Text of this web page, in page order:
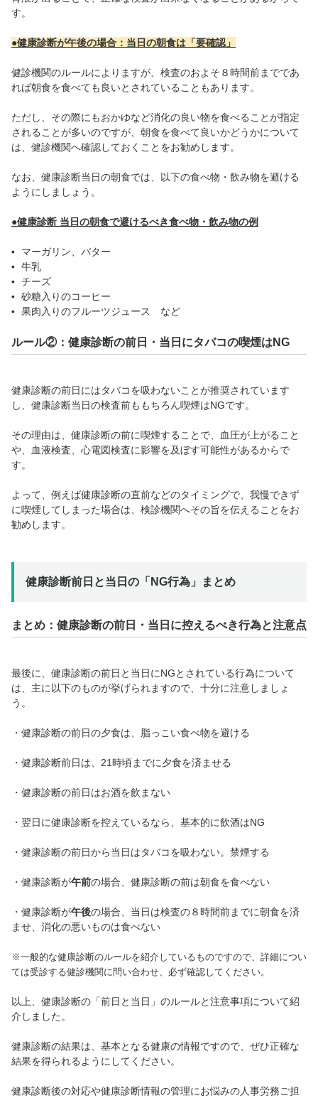
す。
●健康診断が午後の場合：当日の朝食は「要確認」
健診機関のルールによりますが、検査のおよそ８時間前までであ
れば朝食を食べても良いとされていることもあります。
ただし、その際にもおかゆなど消化の良い物を食べることが指定
されることが多いのですが、朝食を食べて良いかどうかについて
は、健診機関へ確認しておくことをお勧めします。
なお、健康診断当日の朝食では、以下の食べ物・飲み物を避ける
ようにしましょう。
●健康診断 当日の朝食で避けるべき食べ物・飲み物の例
マーガリン、バター
牛乳
チーズ
砂糖入りのコーヒー
果肉入りのフルーツジュース など
ルール②：健康診断の前日・当日にタバコの喫煙はNG
健康診断の前日にはタバコを吸わないことが推奨されています
し、健康診断当日の検査前ももちろん喫煙はNGです。
その理由は、健康診断の前に喫煙することで、血圧が上がること
や、血液検査、心電図検査に影響を及ぼす可能性があるからで
す。
よって、例えば健康診断の直前などのタイミングで、我慢できず
に喫煙してしまった場合は、検診機関へその旨を伝えることをお
勧めします。
健康診断前日と当日の「NG行為」まとめ
まとめ：健康診断の前日・当日に控えるべき行為と注意点
最後に、健康診断の前日と当日にNGとされている行為について
は、主に以下のものが挙げられますので、十分に注意しましょ
う。
・健康診断の前日の夕食は、脂っこい食べ物を避ける
・健康診断前日は、21時頃までに夕食を済ませる
・健康診断の前日はお酒を飲まない
・翌日に健康診断を控えているなら、基本的に飲酒はNG
・健康診断の前日から当日はタバコを吸わない。禁煙する
・健康診断が午前の場合、健康診断の前は朝食を食べない
・健康診断が午後の場合、当日は検査の８時間前までに朝食を済
ませ、消化の悪いものは食べない
※一般的な健康診断のルールを紹介しているものですので、詳細につい
ては受診する健診機関に問い合わせ、必ず確認してください。
以上、健康診断の「前日と当日」のルールと注意事項について紹
介しました。
健康診断の結果は、基本となる健康の情報ですので、ぜひ正確な
結果を得られるようにしてください。
健康診断後の対応や健康診断情報の管理にお悩みの人事労務ご担